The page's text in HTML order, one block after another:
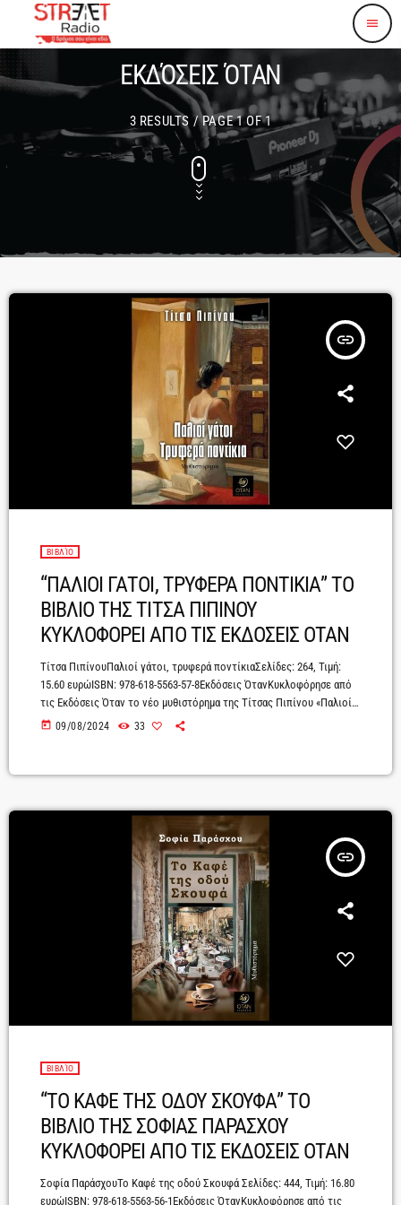
menu
ΕΚΔΌΣΕΙΣ ΌΤΑΝ
3 RESULTS / PAGE 1 OF 1
insert_link
ΒΙΒΛΊΟ
“ΠΑΛΙΟΙ ΓΑΤΟΙ, ΤΡΥΦΕΡΑ ΠΟΝΤΙΚΙΑ” ΤΟ
ΒΙΒΛΙΟ ΤΗΣ ΤΙΤΣΑ ΠΙΠΙΝΟΥ
ΚΥΚΛΟΦΟΡΕΙ ΑΠΟ ΤΙΣ ΕΚΔΟΣΕΙΣ ΟΤΑΝ
Τίτσα ΠιπίνουΠαλιοί γάτοι, τρυφερά ποντίκιαΣελίδες: 264, Τιμή:
15.60 ευρώISBN: 978-618-5563-57-8Εκδόσεις ΌτανΚυκλοφόρησε από
τις Εκδόσεις Όταν το νέο μυθιστόρημα της Τίτσας Πιπίνου «Παλιοί
γάτοι, τρυφερά ποντίκια».Μια ιστορία έρωτα και προδοσίας που
της. Σε μια εποχή αυστηρή και σκληρή που το να υπερβεί κάποιος τα
να […]
today 09/08/2024 33
insert_link
ΒΙΒΛΊΟ
“ΤΟ ΚΑΦΕ ΤΗΣ ΟΔΟΥ ΣΚΟΥΦΑ” ΤΟ
ΒΙΒΛΙΟ ΤΗΣ ΣΟΦΙΑΣ ΠΑΡΑΣΧΟΥ
ΚΥΚΛΟΦΟΡΕΙ ΑΠΟ ΤΙΣ ΕΚΔΟΣΕΙΣ ΟΤΑΝ
Σοφία ΠαράσχουΤο Καφέ της οδού Σκουφά Σελίδες: 444, Τιμή: 16.80
ευρώISBN: 978-618-5563-56-1Εκδόσεις ΌτανΚυκλοφόρησε από τις